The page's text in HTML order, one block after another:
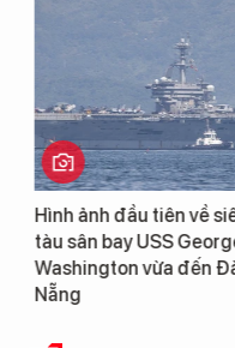
Hình ảnh đầu tiên về siêu
tàu sân bay USS George
Washington vừa đến Đà
Nẵng